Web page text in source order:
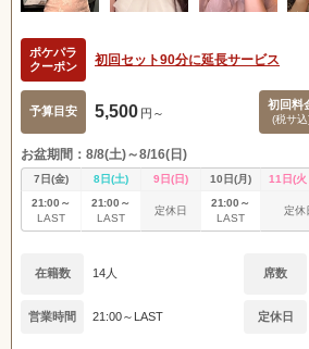
ポケパラ
クーポン
初回セット90分に延長サービス
予算目安 5,500 円～
初回料
(税サ
お盆期間：8/8(土)～8/16(日)
7日(金) 8日(土) 9日(日) 10日(月) 11日(火
21:00～
LAST
21:00～
LAST
定休日
21:00～
LAST
定休
在籍数 14人 席数
営業時間 21:00～LAST 定休日